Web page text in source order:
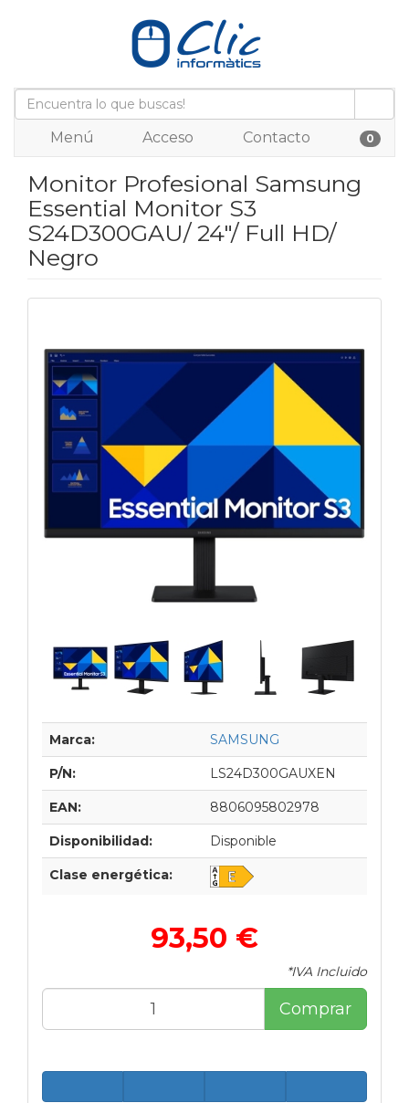
Menú Acceso Contacto 0
Monitor Profesional Samsung
Essential Monitor S3
S24D300GAU/ 24"/ Full HD/
Negro
Marca: SAMSUNG
P/N: LS24D300GAUXEN
EAN: 8806095802978
Disponibilidad: Disponible
Clase energética:
93,50 €
*IVA Incluido
Comprar